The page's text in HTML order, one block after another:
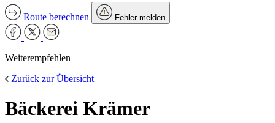
Route berechnen Fehler melden
Weiterempfehlen
Zurück zur Übersicht
Bäckerei Krämer